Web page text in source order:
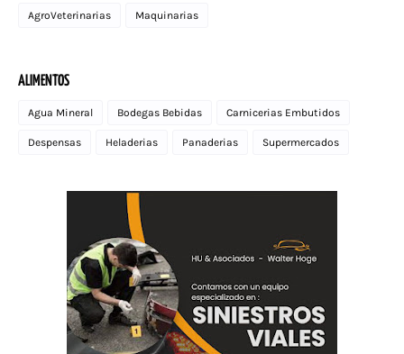
AgroVeterinarias Maquinarias
ALIMENTOS
Agua Mineral Bodegas Bebidas Carnicerias Embutidos
Despensas Heladerias Panaderias Supermercados